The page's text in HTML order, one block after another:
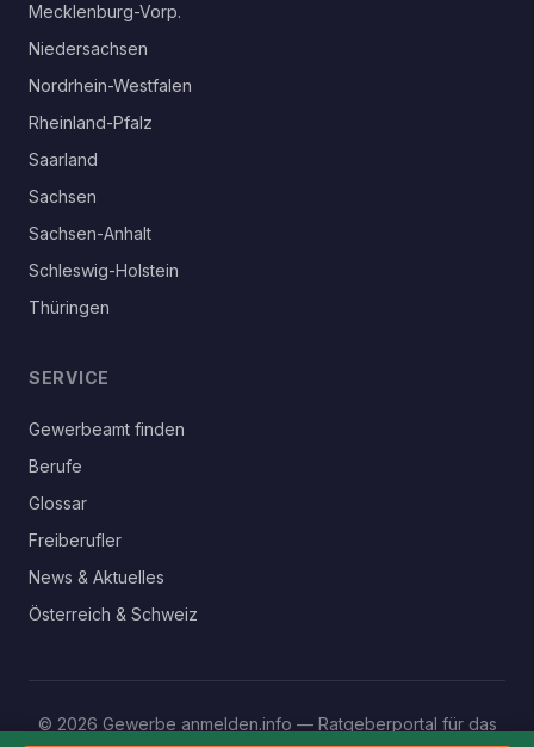
Mecklenburg-Vorp.
Niedersachsen
Nordrhein-Westfalen
Rheinland-Pfalz
Saarland
Sachsen
Sachsen-Anhalt
Schleswig-Holstein
Thüringen
SERVICE
Gewerbeamt finden
Berufe
Glossar
Freiberufler
News & Aktuelles
Österreich & Schweiz
© 2026 Gewerbe anmelden.info — Ratgeberportal für das